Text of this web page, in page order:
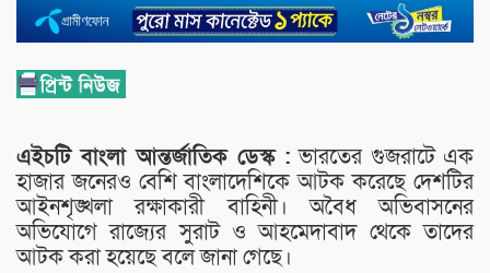
এইচটি বাংলা আন্তর্জাতিক ডেস্ক : ভারতের গুজরাটে এক
হাজার জনেরও বেশি বাংলাদেশিকে আটক করেছে দেশটির
আইনশৃঙ্খলা রক্ষাকারী বাহিনী। অবৈধ অভিবাসনের
অভিযোগে রাজ্যের সুরাট ও আহমেদাবাদ থেকে তাদের
আটক করা হয়েছে বলে জানা গেছে।